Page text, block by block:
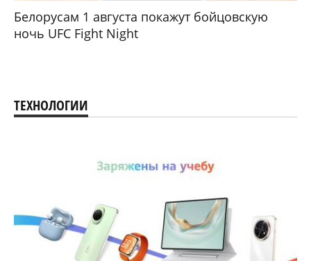
Белорусам 1 августа покажут бойцовскую
ночь UFC Fight Night
ТЕХНОЛОГИИ